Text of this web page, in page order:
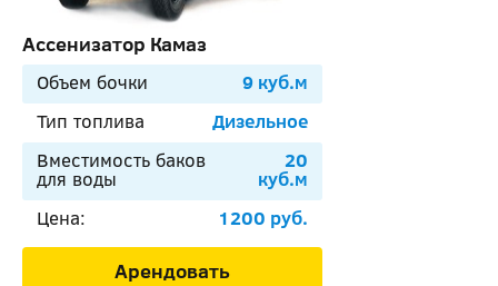
Ассенизатор Камаз
Объем бочки
9 куб.м
Тип топлива
Дизельное
Вместимость баков
для воды
20
куб.м
Цена:
1200 руб.
Арендовать